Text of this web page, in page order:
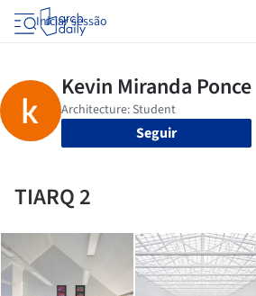
Iniciar sessão
Seguir
TIARQ 2